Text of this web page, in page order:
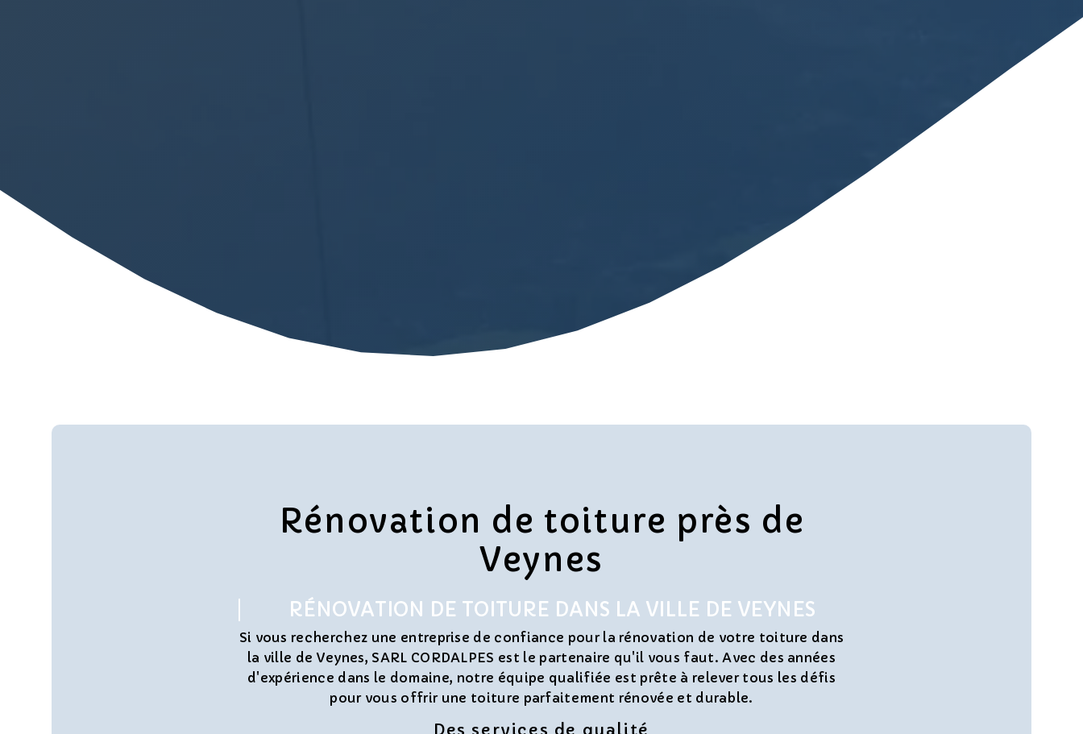
Rénovation de toiture près de
Veynes
RÉNOVATION DE TOITURE DANS LA VILLE DE VEYNES
Si vous recherchez une entreprise de confiance pour la rénovation de votre toiture dans
la ville de Veynes, SARL CORDALPES est le partenaire qu'il vous faut. Avec des années
d'expérience dans le domaine, notre équipe qualifiée est prête à relever tous les défis
pour vous offrir une toiture parfaitement rénovée et durable.